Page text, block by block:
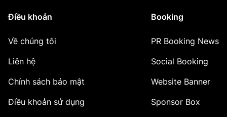
Điều khoản
Về chúng tôi
Liên hệ
Chính sách bảo mật
Điều khoản sử dụng
Booking
PR Booking News
Social Booking
Website Banner
Sponsor Box